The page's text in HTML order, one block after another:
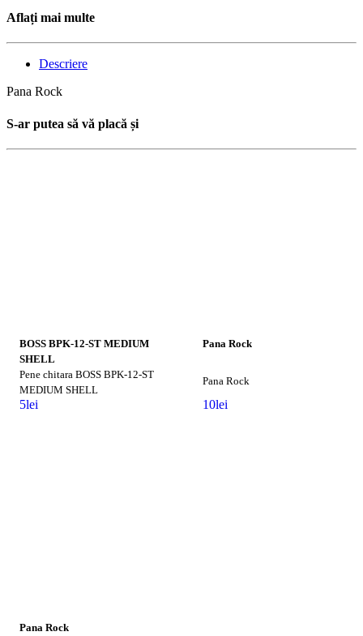
Aflați mai multe
Descriere
Pana Rock
S-ar putea să vă placă și
BOSS BPK-12-ST MEDIUM
SHELL
Pene chitara BOSS BPK-12-ST
MEDIUM SHELL
5lei
Pana Rock
Pana Rock
10lei
Pana Rock